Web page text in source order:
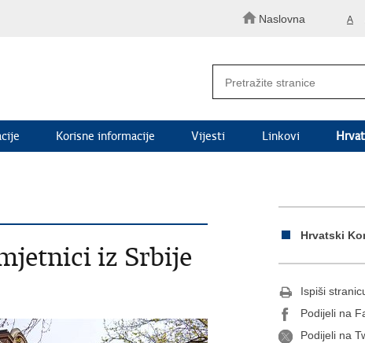
Naslovna A
Korisne informacije Vijesti Linkovi
iz Srbije
Hrvatski
Ispiši
Podijeli na
Podijeli na